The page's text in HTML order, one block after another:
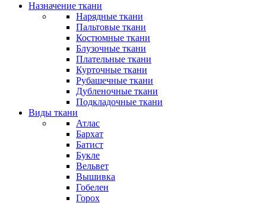
Назначение ткани
Нарядные ткани
Пальтовые ткани
Костюмные ткани
Блузочные ткани
Плательные ткани
Курточные ткани
Рубашечные ткани
Дубленочные ткани
Подкладочные ткани
Виды ткани
Атлас
Бархат
Батист
Букле
Вельвет
Вышивка
Гобелен
Горох